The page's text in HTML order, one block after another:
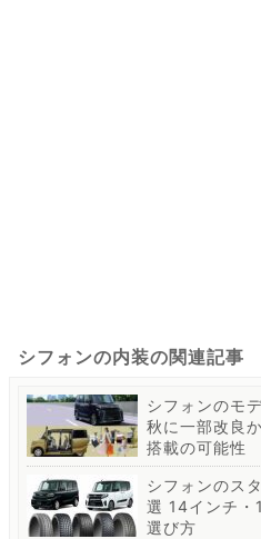
シフォンの内装の関連記事
シフォンのモ
秋に一部改良
搭載の可能性
シフォンのス
選 14インチ・
選び方